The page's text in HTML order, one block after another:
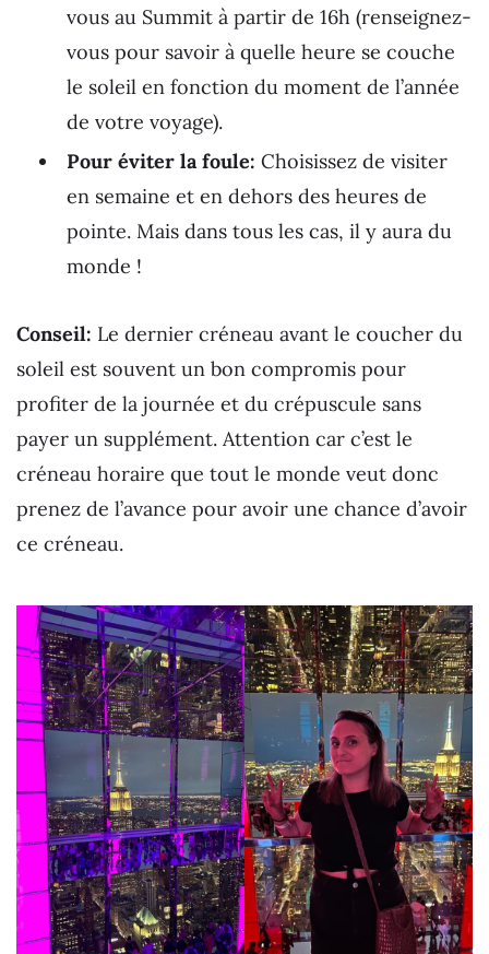
vous au Summit à partir de 16h (renseignez-
vous pour savoir à quelle heure se couche
le soleil en fonction du moment de l’année
de votre voyage).
Pour éviter la foule: Choisissez de visiter
en semaine et en dehors des heures de
pointe. Mais dans tous les cas, il y aura du
monde !
Conseil: Le dernier créneau avant le coucher du
soleil est souvent un bon compromis pour
profiter de la journée et du crépuscule sans
payer un supplément. Attention car c’est le
créneau horaire que tout le monde veut donc
prenez de l’avance pour avoir une chance d’avoir
ce créneau.